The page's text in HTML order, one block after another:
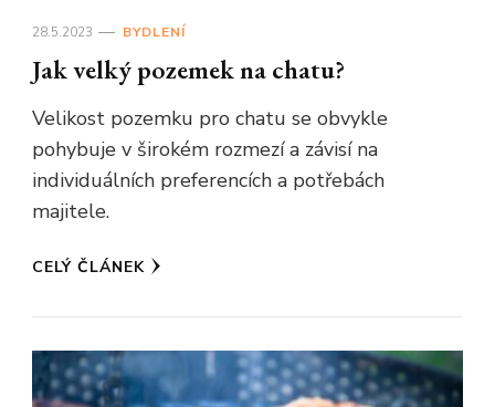
28.5.2023 BYDLENÍ
Jak velký pozemek na chatu?
Velikost pozemku pro chatu se obvykle
pohybuje v širokém rozmezí a závisí na
individuálních preferencích a potřebách
majitele.
CELÝ ČLÁNEK